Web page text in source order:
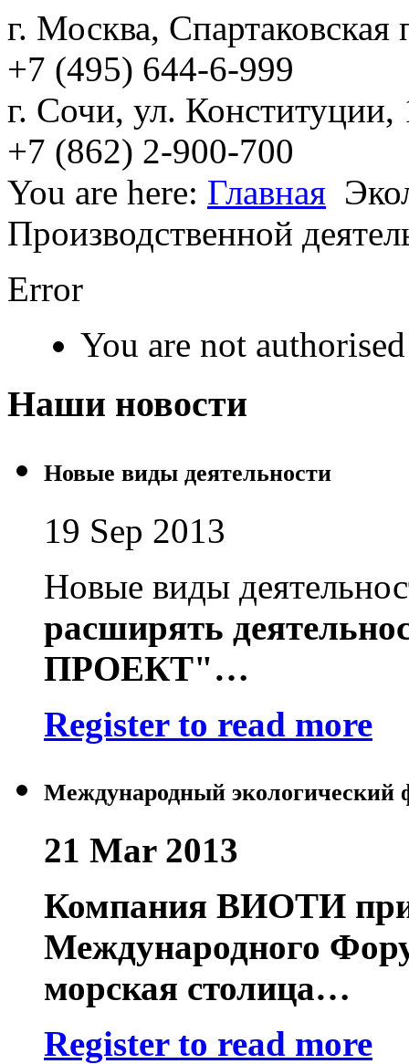
г. Москва, Спартаковская
+7 (495) 644-6-999
г. Сочи, ул.
+7 (862) 2-900-700
You are here: Главная
Производственной
Error
You are not
Наши новости
Новые виды деятельности
19 Sep 2013
Новые виды
расширять
ПРОЕКТ"…
Register to read more
Международный экологический
21 Mar 2013
Компания ВИОТИ
Международного
морская столица…
Register to read more